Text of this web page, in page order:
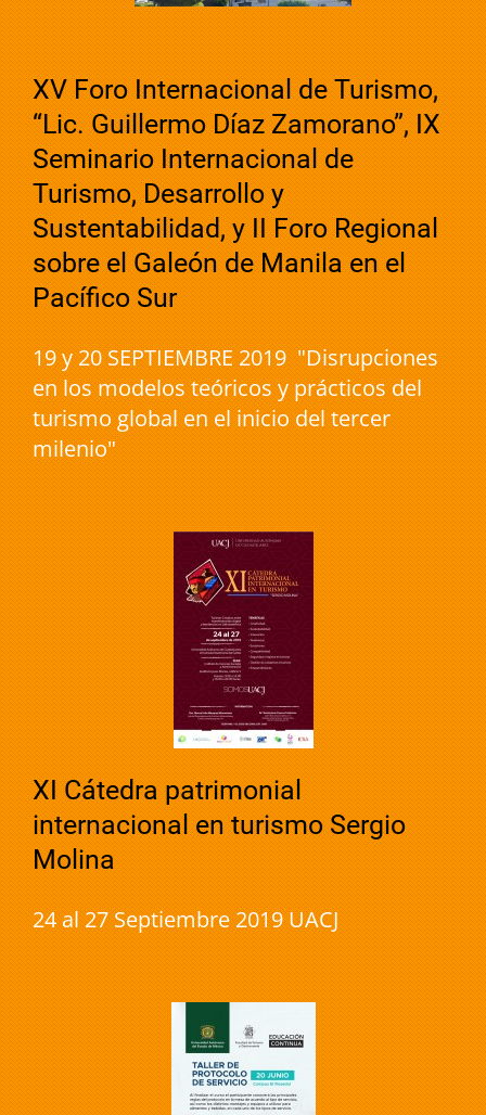
XV Foro Internacional de Turismo,
“Lic. Guillermo Díaz Zamorano”, IX
Seminario Internacional de
Turismo, Desarrollo y
Sustentabilidad, y II Foro Regional
sobre el Galeón de Manila en el
Pacífico Sur
19 y 20 SEPTIEMBRE 2019 "Disrupciones
en los modelos teóricos y prácticos del
turismo global en el inicio del tercer
milenio"
XI Cátedra patrimonial
internacional en turismo Sergio
Molina
24 al 27 Septiembre 2019 UACJ